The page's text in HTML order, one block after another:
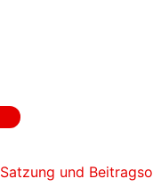
Satzung und